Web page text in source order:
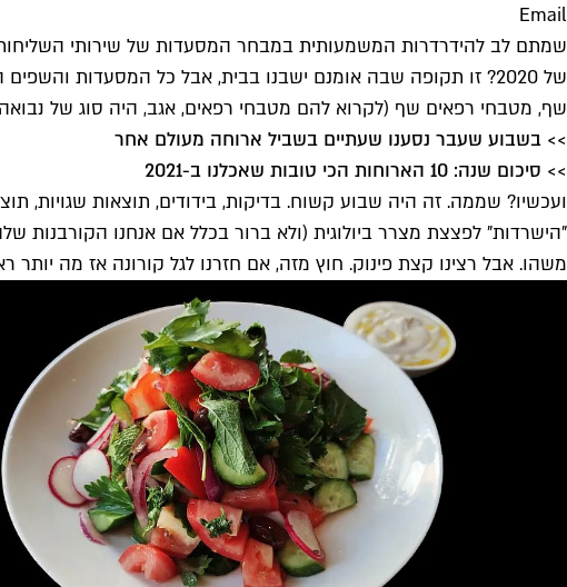
Email
שמתם לב להידרדרות המשמעותית במבחר המסעדות של שירותי השליחות
של 2020? זו תקופה שבה אומנם ישבנו בבית, אבל כל המסעדות
שף, מטבחי רפאים שף (לקרוא להם מטבחי רפאים, אגב, היה סוג של
>> בשבוע שעבר נסענו שעתיים בשביל ארוחה מעולם אחר
>> סיכום שנה: 10 הארוחות הכי טובות שאכלנו ב-2021
ועכשיו? שממה. זה היה שבוע קשוח. בדיקות, בידודים, תוצאות שגויות,
"הישרדות" לפצצת מצרר ביולוגית (ולא ברור בכלל אם אנחנו הקורבנות
משהו. אבל רצינו קצת פינוק. חוץ מזה, אם חזרנו לגל קורונה אז מה יותר